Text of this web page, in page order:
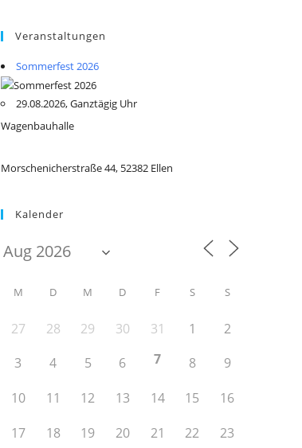
Veranstaltungen
Sommerfest 2026
29.08.2026, Ganztägig Uhr
Wagenbauhalle
Morschenicherstraße 44, 52382 Ellen
Kalender
M D M D F S S
27 28 29 30 31 1
2
3
4 5 6 7 8
9
10
11 12 13 14 15
16
17
18 19 20 21 22
23